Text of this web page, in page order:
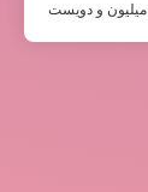
میلیون و دویست